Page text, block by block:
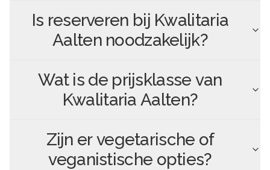
Is reserveren bij Kwalitaria
Aaltennoodzakelijk?
Wat is de prijsklasse van
Kwalitaria Aalten?
Zijn er vegetarische of
veganistische opties?